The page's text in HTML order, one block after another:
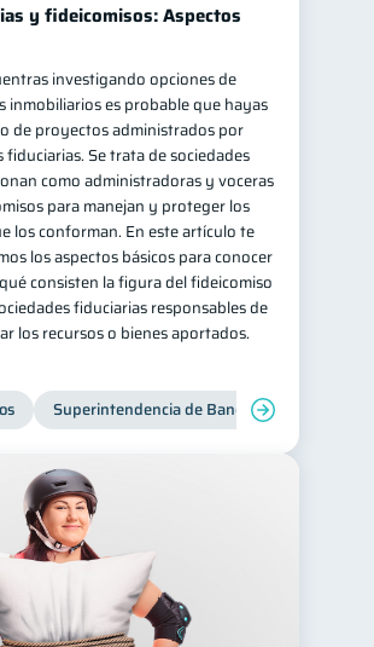
responsable
financiera
y fideicomisos: Aspectos
investigando opciones de
inmobiliarios es probable que hayas
de proyectos administrados por
fiduciarias. Se trata de sociedades
como administradoras y voceras
para manejan y proteger los
los conforman. En este artículo te
los aspectos básicos para conocer
consisten la figura del fideicomiso
fiduciarias responsables de
los recursos o bienes aportados.
Superintendencia de Bancos